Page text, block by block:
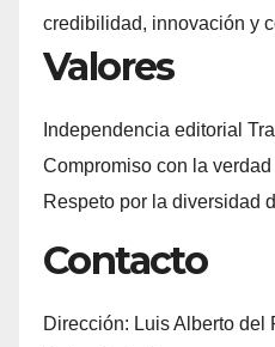
credibilidad, innovación y
Valores
Independencia editorial
Compromiso con la
Respeto por la diversidad
Contacto
Dirección: Luis Alberto del